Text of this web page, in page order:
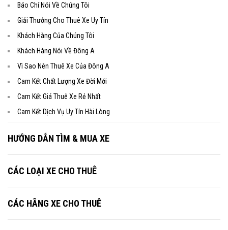
otline: 09.33.44.99.86 – 09.33.44.99.56
ales: 0162.884.8888 – 0162.665.9999 (24/7)
el: 04.62.55.99.55 (8h00 – 17h00)
eb: www.dongatrans.com
Báo Chí Nói Về Chúng Tôi
Giải Thưởng Cho Thuê Xe Uy Tín
Khách Hàng Của Chúng Tôi
Khách Hàng Nói Về Đông A
Vì Sao Nên Thuê Xe Của Đông A
Cam Kết Chất Lượng Xe Đời Mới
Cam Kết Giá Thuê Xe Rẻ Nhất
Cam Kết Dịch Vụ Uy Tín Hài Lòng
HƯỚNG DẪN TÌM & MUA XE
CÁC LOẠI XE CHO THUÊ
CÁC HÃNG XE CHO THUÊ